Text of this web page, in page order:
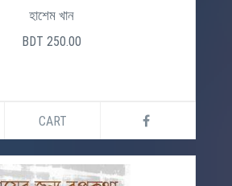
হাশেম খান
BDT 250.00
CART